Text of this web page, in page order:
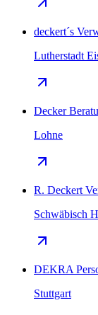
deckert´s
Lutherstadt
Decker
Lohne
R. Deckert
Schwäbisch
DEKRA
Stuttgart